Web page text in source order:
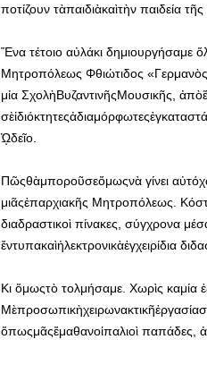
ποτίζουν τὰπαιδιὰκαὶτὴν παιδεία τῆς
Ἕνα τέτοιο αὐλάκι δημιουργήσαμε
Μητροπόλεως Φθιώτιδος
μία ΣχολὴΒυζαντινῆςΜουσικῆς,
ᾩδεῖο.
Πῶςθὰμποροῦσεὅμωςνὰ γίνει
μιᾶςἐπαρχιακῆς Μητροπόλεως.
διαδραστικοὶ πίνακες, σύγχρονα
ἔντυπακαὶἠλεκτρονικὰἐγχειρίδια
Κι ὅμωςτὸ τολμήσαμε. Χωρὶς καμία
ὅπωςμᾶςἔμαθανοἱπαλιοὶ παπάδες,